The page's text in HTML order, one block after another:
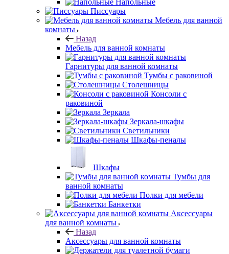
Напольные
Писсуары
Мебель для ванной
комнаты
Назад
Мебель для ванной комнаты
Гарнитуры для ванной комнаты
Тумбы с раковиной
Столешницы
Консоли с
раковиной
Зеркала
Зеркала-шкафы
Светильники
Шкафы-пеналы
Шкафы
Тумбы для
ванной комнаты
Полки для мебели
Банкетки
Аксессуары
для ванной комнаты
Назад
Аксессуары для ванной комнаты